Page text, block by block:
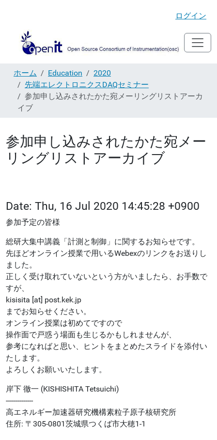
ログイン
ホーム Education
2020
先端エレクトロニクスDAQセミナー
参加申し込みされたかた宛メーリングリストアーカ
イブ
参加申し込みされたかた宛メー
リングリストアーカイブ
Date: Thu, 16 Jul 2020 14:45:28 +0900
参加予定の皆様
総研大集中講義「計測と制御」に関するお知らせです。
先ほどオンライン授業で用いるWebexのリンクをお送りし
ました。
正しく受け取れていないという方がいましたら、お手数で
すが、
kisisita [at] post.kek.jp
までお知らせください。
オンライン授業は初めてですので
操作面で戸惑う場面も生じるかもしれませんが、
参考になればと思い、ヒントをまとめたスライドを添付い
たします。
よろしくお願いいたします。
岸下 徹一 (KISHISHITA Tetsuichi)
--------------
高エネルギー加速器研究機構素粒子原子核研究所
住所: 〒305-0801茨城県つくば市大穂1-1